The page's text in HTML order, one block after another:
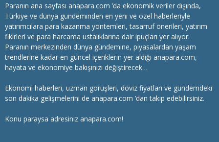
Paranın ana sayfası anapara.com ’da ekonomik veriler dışında,
Türkiye ve dünya gündeminden en yeni ve özel haberleriyle
yatırımcılara para kazanma yöntemleri, tasarruf önerileri, yatırım
fikirleri ve para harcama ustalıklarına dair ipuçları yer alıyor.
Paranın merkezinden dünya gündemine, piyasalardan yaşam
trendlerine kadar en güncel içeriklerin yer aldığı anapara.com,
hayata ve ekonomiye bakışınızı değiştirecek…
Ekonomi haberleri, uzman görüşleri, döviz fiyatları ve gündemdeki
son dakika gelişmelerini de anapara.com ‘dan takip edebilirsiniz.
Konu paraysa adresiniz anapara.com!